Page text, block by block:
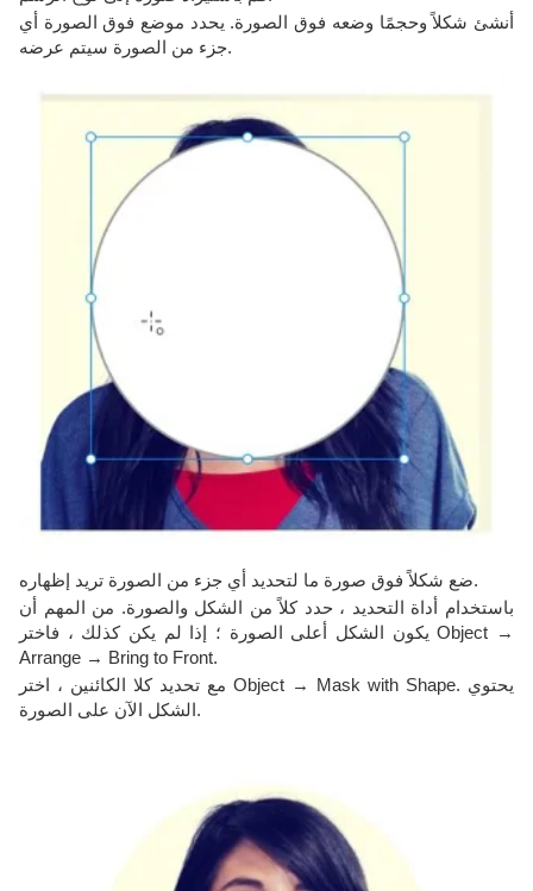
أنشئ شكلاً وحجمًا وضعه فوق الصورة. يحدد موضع فوق الصورة أي
جزء من الصورة سيتم عرضه.
ضع شكلاً فوق صورة ما لتحديد أي جزء من الصورة تريد إظهاره.
باستخدام أداة التحديد ، حدد كلاً من الشكل والصورة. من المهم أن
يكون الشكل أعلى الصورة ؛ إذا لم يكن كذلك ، فاختر Object →
Arrange → Bring to Front.
مع تحديد كلا الكائنين ، اختر Object → Mask with Shape. يحتوي
الشكل الآن على الصورة.